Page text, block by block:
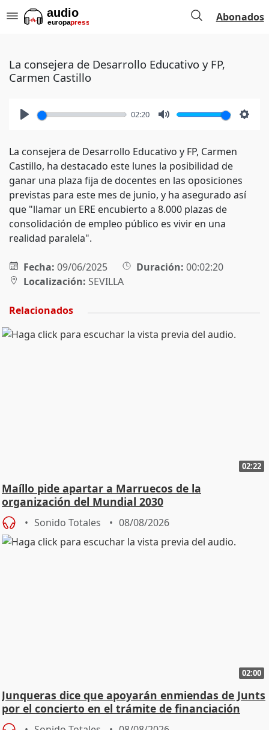
Abonados
La consejera de Desarrollo Educativo y FP,
Carmen Castillo
02:20
La consejera de Desarrollo Educativo y FP, Carmen
Castillo, ha destacado este lunes la posibilidad de
ganar una plaza fija de docentes en las oposiciones
previstas para este mes de junio, y ha asegurado así
que "llamar un ERE encubierto a 8.000 plazas de
consolidación de empleo público es vivir en una
realidad paralela".
Fecha: 09/06/2025 Duración: 00:02:20
Localización: SEVILLA
Relacionados
02:22
Maíllo pide apartar a Marruecos de la
organización del Mundial 2030
Sonido Totales 08/08/2026
02:00
Junqueras dice que apoyarán enmiendas de Junts
por el concierto en el trámite de financiación